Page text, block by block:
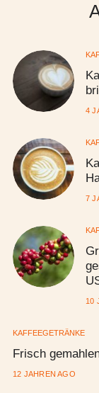
4
7
10
KAFFEEGETRÄNKE
Frisch
12 JAHREN AGO